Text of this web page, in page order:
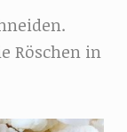
Röschen in